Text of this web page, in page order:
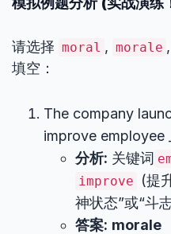
请选择 moral , morale
填空：
The company
improve employee
分析: 关键词
improve
(提
神状态”或“斗志
答案: morale